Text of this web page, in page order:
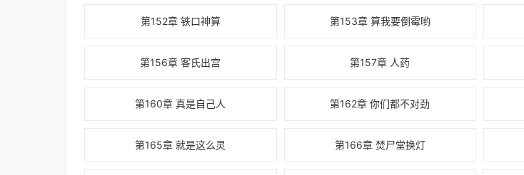
第152章 铁口神算 第153章 算我要倒霉哟
第156章 客氏出宫 第157章 人药
第160章 真是自己人 第162章 你们都不对劲
第165章 就是这么灵 第166章 焚尸堂换灯